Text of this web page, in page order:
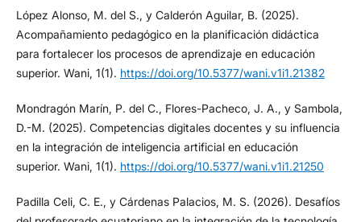
López Alonso, M. del S., y Calderón Aguilar, B. (2025).
Acompañamiento pedagógico en la planificación didáctica
para fortalecer los procesos de aprendizaje en educación
superior. Wani, 1(1). https://doi.org/10.5377/wani.v1i1.21382
Mondragón Marín, P. del C., Flores-Pacheco, J. A., y Sambola,
D.-M. (2025). Competencias digitales docentes y su influencia
en la integración de inteligencia artificial en educación
superior. Wani, 1(1). https://doi.org/10.5377/wani.v1i1.21250
Padilla Celi, C. E., y Cárdenas Palacios, M. S. (2026). Desafíos